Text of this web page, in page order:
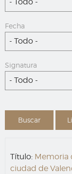
Fecha
- Todo -
Signatura
- Todo -
Título: Memoria
ciudad de